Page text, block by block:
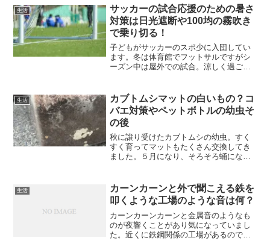
になり、本人の希望を聞いたうえでアル
ベルトにしました。通学自...
生活
サッカーの試合応援のための暑さ
対策は日光遮断や100均の霧吹き
で乗り切る！
子どもがサッカーのスポ少に入団してい
ます。冬は体育館でフットサルですがシ
ーズン中は屋外での試合。涼しく過ごす
応援の保護者も大変！暑さを乗り切るた
めの対策、いくつか紹介し...
生活
カブトムシマットの白いもの？コ
バエ対策やペットボトルの幼虫そ
の後
秋に譲り受けたカブトムシの幼虫。すく
すく育ってマットもたくさん交換してき
ました。５月になり、そろそろ蛹になる
の幼虫最後の土交換最後に入れたマット
が悪かったのか、水分が多...
生活
カーンカーンと外で聞こえる鉄を
叩くような工場のような音は何？
カーンカーンカーンと金属音のようなも
のが夜響くことがあり気になっていまし
た。近くに鉄鋼関係の工場があるので、